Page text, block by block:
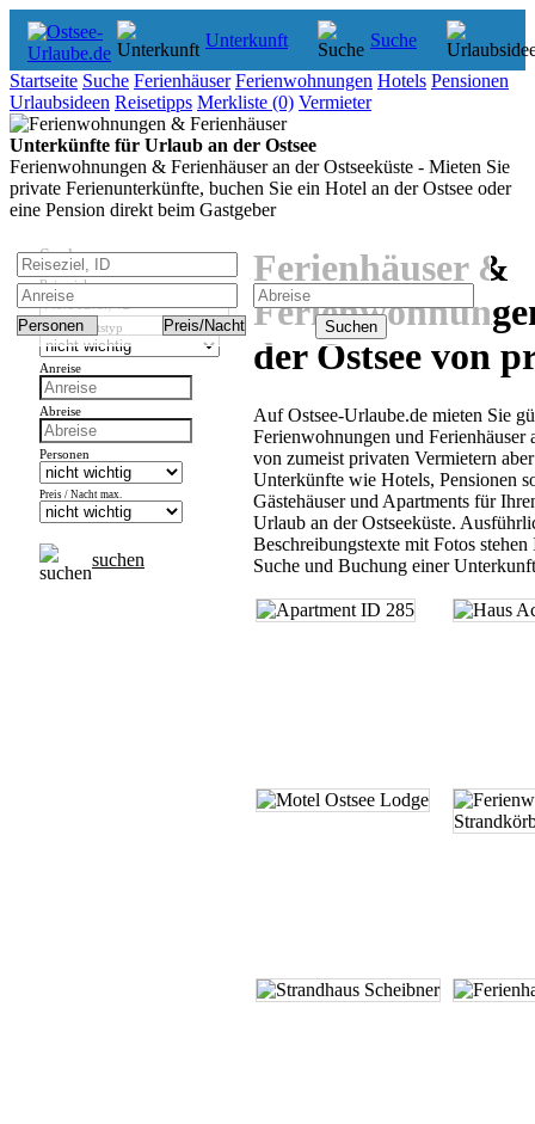
Unterkunft Suche
Startseite Suche Ferienhäuser Ferienwohnungen Hotels Pensionen
Urlaubsideen Reisetipps Merkliste (0) Vermieter
Unterkünfte für Urlaub an der Ostsee
Ferienwohnungen & Ferienhäuser an der Ostseeküste - Mieten Sie
private Ferienunterkünfte, buchen Sie ein Hotel an der Ostsee oder
eine Pension direkt beim Gastgeber
Suche
Reiseziel
Unterkunftstyp
Anreise
Abreise
Personen
Preis / Nacht max.
suchen
Ferienhäuser &
der Ostsee von
Auf Ostsee-Urlaube.de mieten Sie
Ferienwohnungen und Ferienhäuser
von zumeist privaten Vermietern
Unterkünfte wie Hotels, Pensionen
Gästehäuser und Apartments für
Urlaub an der Ostseeküste.
Beschreibungstexte mit Fotos stehen
Suche und Buchung einer